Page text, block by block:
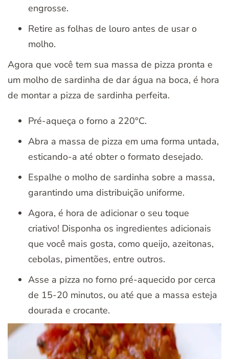
engrosse.
Retire as folhas de louro antes de usar o
molho.
Agora que você tem sua massa de pizza pronta e
um molho de sardinha de dar água na boca, é hora
de montar a pizza de sardinha perfeita.
Pré-aqueça o forno a 220°C.
Abra a massa de pizza em uma forma untada,
esticando-a até obter o formato desejado.
Espalhe o molho de sardinha sobre a massa,
garantindo uma distribuição uniforme.
Agora, é hora de adicionar o seu toque
criativo! Disponha os ingredientes adicionais
que você mais gosta, como queijo, azeitonas,
cebolas, pimentões, entre outros.
Asse a pizza no forno pré-aquecido por cerca
de 15-20 minutos, ou até que a massa esteja
dourada e crocante.